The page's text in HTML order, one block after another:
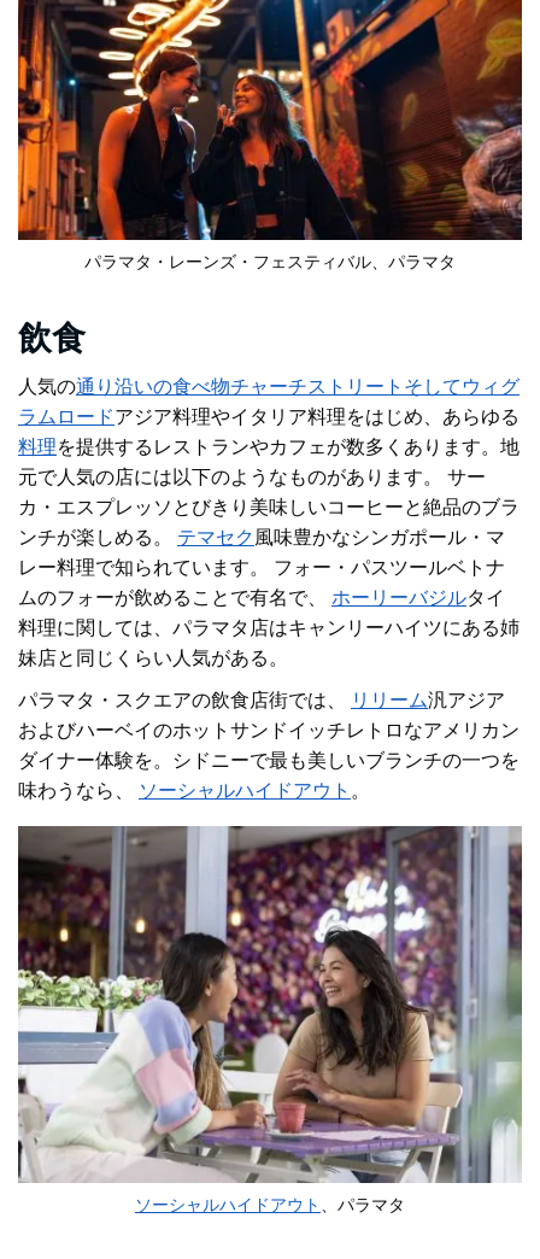
パラマタ・レーンズ・フェスティバル、パラマタ
飲食
人気の通り沿いの食べ物チャーチストリート そしてウィグ
ラムロードアジア料理やイタリア料理をはじめ、 あらゆる
料理を提供するレストランやカフェが数多くあります。地
元で人気の店には以下のようなものがあります。 サー
カ・エスプレッソ とびきり美味しいコーヒーと絶品のブラ
ンチが楽しめる。
テマセク 風味豊かなシンガポール・マ
レー料理で知られています。
フォー・パスツールベトナ
ムのフォーが飲めることで有名で、
ホーリーバジルタイ
料理に関しては、パラマタ店はキャンリーハイツにある姉
妹店と同じくらい人気がある。
パラマタ・スクエアの飲食店街では、 リリーム汎アジア
およびハーベイのホットサンドイッチレトロなアメリカン
ダイナー体験を。シドニーで最も美しいブランチの一つを
味わうなら、
ソーシャルハイドアウト 。
ソーシャルハイドアウト 、パラマタ